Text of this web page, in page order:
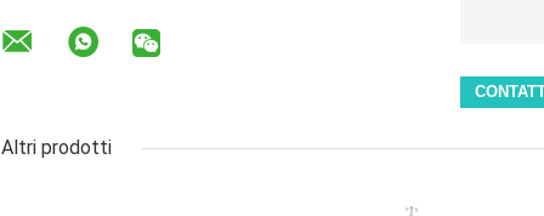
Altri prodotti